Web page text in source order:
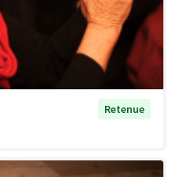
Retenue